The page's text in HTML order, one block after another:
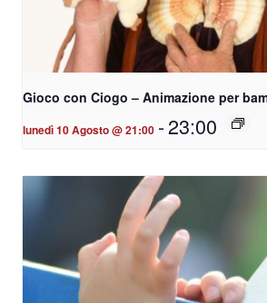
Gioco con Ciogo – Animazione per
lunedì 10 Agosto @ 21:00 -23:00